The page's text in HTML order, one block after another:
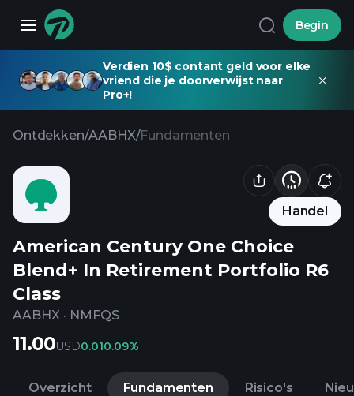
Begin
Verdien 10$ contant geld voor elke
vriend die je doorverwijst naar
Pro+!
Ontdekken/AABHX/Fundamenten
Handel
American Century One Choice
Blend+ In Retirement Portfolio R6
Class
AABHX · NMFQS
11.00USD0.010.09%
Overzicht Fundamenten Risico's